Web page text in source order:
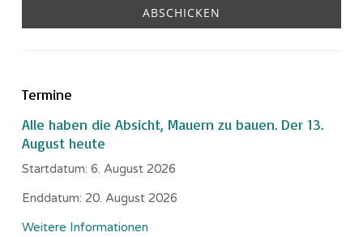
Termine
Alle haben die Absicht, Mauern zu bauen. Der 13.
August heute
Startdatum: 6. August 2026
Enddatum: 20. August 2026
Weitere Informationen